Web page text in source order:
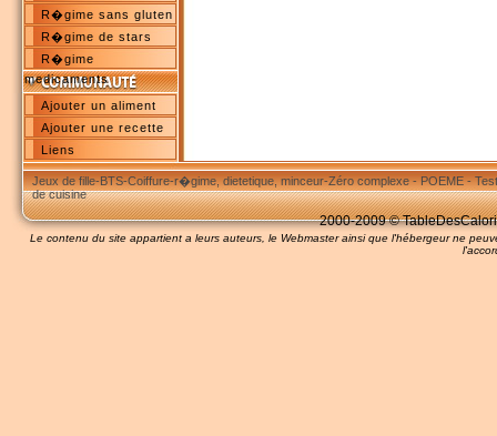
R�gime sans gluten
R�gime de stars
R�gime
medicaments
Ajouter un aliment
Ajouter une recette
Liens
Jeux de fille-BTS-Coiffure-r�gime, dietetique, minceur-Zéro complexe-POEME-
de cuisine
2000-2009 ©
Le contenu du site appartient a leurs auteurs, le Webmaster ainsi que l'hébergeur ne